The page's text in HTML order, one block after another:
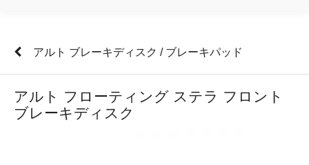
アルト ブレーキディスク / ブレーキパッド
アルト フローティング ステラ フロント
ブレーキディスク